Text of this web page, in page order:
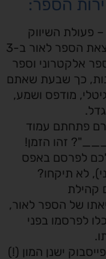
הספר:
– פעולת השיווק
המומלצת לכם ביותר היא הוצאת הספר לאור ב-3
אלקטרוני וספר
כך שבעת שאתם
מודפס ושמע,
פתחתם עמוד
זהו הזמן!
לפרסם באפס
לא תיקחו?
קהילת
של הספר לאור,
לפרסמו בפני
ישנן המון (!)